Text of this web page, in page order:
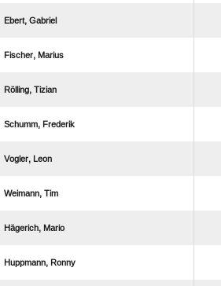
 
 
 
 
 
 
 
 